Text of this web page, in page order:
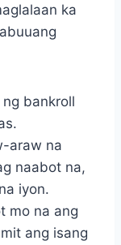
ka
ng bankroll
araw na
naabot na,
iyon.
mo na ang
ang isang